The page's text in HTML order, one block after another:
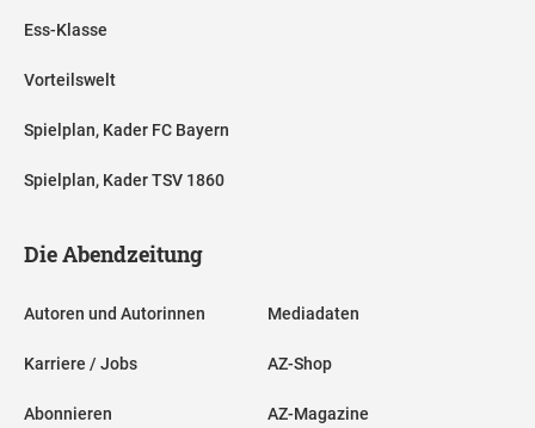
Ess-Klasse
Vorteilswelt
Spielplan, Kader FC Bayern
Spielplan, Kader TSV 1860
Die Abendzeitung
Autoren und Autorinnen
Karriere / Jobs
Abonnieren
Mediadaten
AZ-Shop
AZ-Magazine